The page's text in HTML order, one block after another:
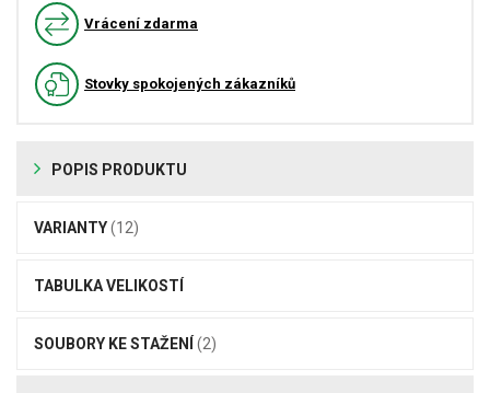
Vrácení zdarma
Stovky spokojených zákazníků
POPIS PRODUKTU
VARIANTY(12)
TABULKA VELIKOSTÍ
SOUBORY KE STAŽENÍ (2)